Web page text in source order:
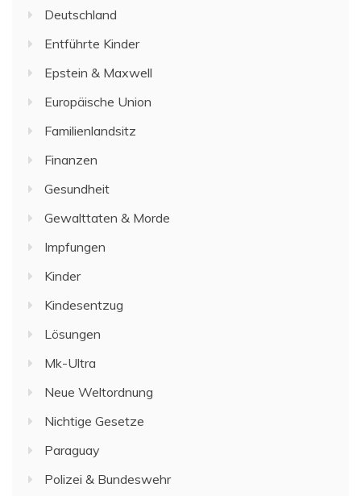
Deutschland
Entführte Kinder
Epstein & Maxwell
Europäische Union
Familienlandsitz
Finanzen
Gesundheit
Gewalttaten & Morde
Impfungen
Kinder
Kindesentzug
Lösungen
Mk-Ultra
Neue Weltordnung
Nichtige Gesetze
Paraguay
Polizei & Bundeswehr